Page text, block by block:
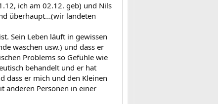
ich am 02.12. geb) und Nils
überhaupt...(wir landeten
Sein Leben läuft in gewissen
waschen usw.) und dass er
Problems so Gefühle wie
behandelt und er hat
dass er mich und den Kleinen
anderen Personen in einer